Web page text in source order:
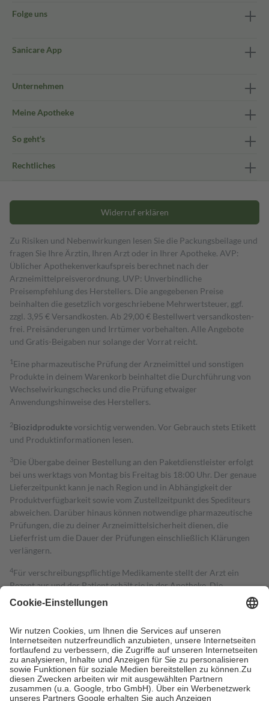
Folge uns
Sanicare App
Unternehmen
Meine Apotheke
So geht's
Rechtliches
Widerruf erklären
Zu Risiken und Nebenwirkungen lesen Sie die Packungsbeilage und
fragen Sie Ihre Ärztin, Ihren Arzt oder in Ihrer Apotheke. AVP:
Üblicher Apothekenverkaufspreis berechnet nach der
Arzneimittelpreisverordnung. UVP: Unverbindliche
Preisempfehlung des Herstellers. Die angegebenen Preise
beinhalten die gesetzlich vorgeschriebene Mehrwertsteuer, ggf.
zzgl. 3,95 € Versandkosten. Ab 29,00 € Bestell­wert versand­kosten­
frei. Preisänderungen und Irrtümer vorbehalten. Alle Angebote
und Gratis-Beigaben nur solange der Vorrat reicht.
1 Eine pharmazeutische Prüfung der Arzneimittel und sonstigen
Produkte in deinem Warenkorb beinhaltet die Durchführung von
Wechselwirkungschecks und die Prüfung etwaiger
Anwendungshinweise des Herstellers.
2Biozidproduktevorsichtig verwenden. Vor Gebrauch stets Etikett
und Produktinformationen lesen.
3Die Übergabe deiner Bestellung an den Paketdienstleister erfolgt
bei uns werktags von Montag bis Freitag bis 18:00 Uhr. Der genaue
Lieferzeitpunkt kann je nach Region und in Abhängigkeit der
Produktverfügbarkeit sowie vom Zustellzeitpunkt des Spediteurs
abweichen. Darüber hinaus können notwendige pharmazeutische
Prüfungen, die zu deiner Arzneimittelsicherheit dienen, die
Lieferfrist um die Dauer der Prüfungen einschließlich Klärungen
verlängern.
4Für verschreibungspflichtige Medikamente stellt der Arzt ein
Rezept aus und der Patient erhält sie in der Apotheke. Die
gesetzliche Krankenversicherung übernimmt in der Regel die
Kosten dafür, der Versicherte trägt einen Teil davon als Zuzahlung
Grundsätzlich leisten Mitglieder Zuzahlungen in Höhe von zehn
Prozent des Abgabepreises,mindestens jedochfünf Euround
höchstens zehn Euro.Es sind jedoch nie mehr als die tatsächlichen
Kosten der Leistung zu entrichten.
Diese Regeln gelten grundsätzlich auch für Online-Apotheken.
Bei Heilmitteln und häuslicher Krankenpflege beträgt die